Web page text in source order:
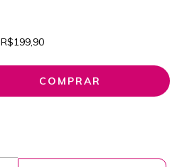
R$199,90